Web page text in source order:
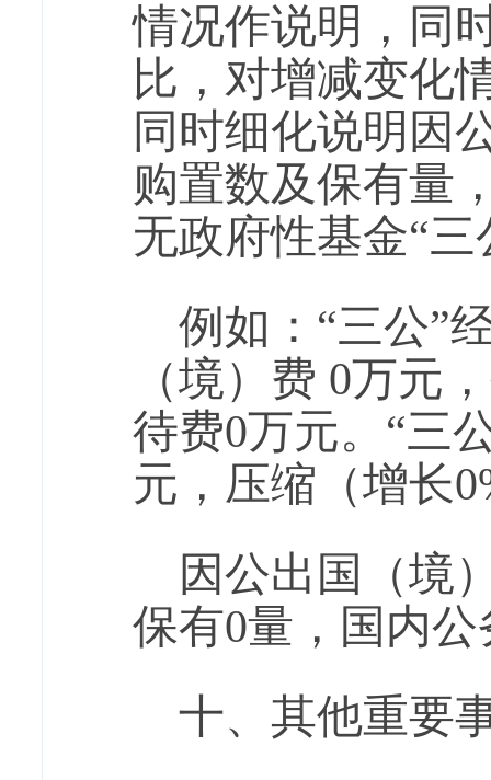
情况作说明，同
比，对增减变化
同时细化说明因
购置数及保有量
无政府性基金“三
例如：“三公”
（境）费 0万元
待费0万元。“三
元，压缩（增长
因公出国（境
保有0量，国内
十、其他重要